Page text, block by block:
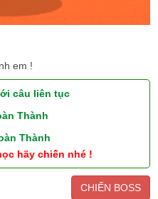
em !
câu liên tục
Thành
Thành
hãy chiến nhé !
CHIẾN BOSS